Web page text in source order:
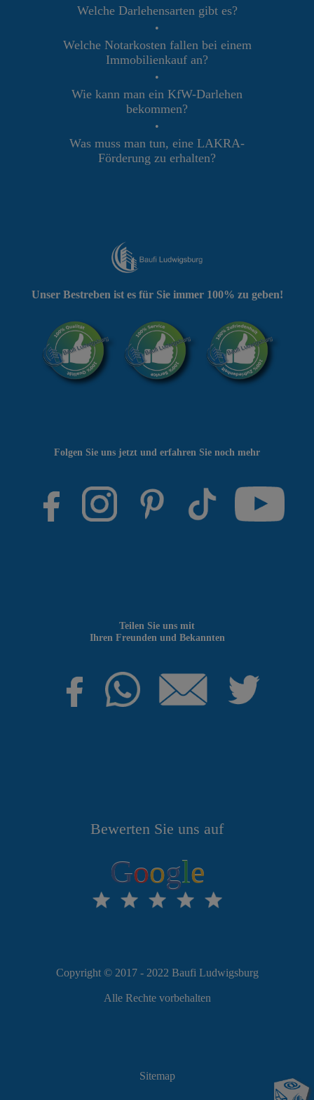
Welche Darlehensarten gibt es?
•
Welche Notarkosten fallen bei einem
Immobilienkauf an?
•
Wie kann man ein KfW-Darlehen
bekommen?
•
Was muss man tun, eine LAKRA-
Förderung zu erhalten?
Bewerten Sie uns auf
Google
Teilen Sie uns mit
Ihren Freunden und Bekannten
Folgen Sie uns jetzt und erfahren Sie noch mehr
Unser Bestreben ist es für Sie immer 100% zu geben!
Copyright © 2017 - 2022 Baufi Ludwigsburg
Alle Rechte vorbehalten
Sitemap